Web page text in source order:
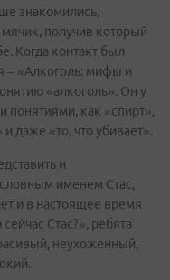
знакомились,
получив который
Когда контакт был
– «Алкоголь: мифы и
«алкоголь». Он у
понятиями, как «спирт»,
даже «то, что убивает».
и
именем Стас,
и в настоящее время
Стас?», ребята
неухоженный,